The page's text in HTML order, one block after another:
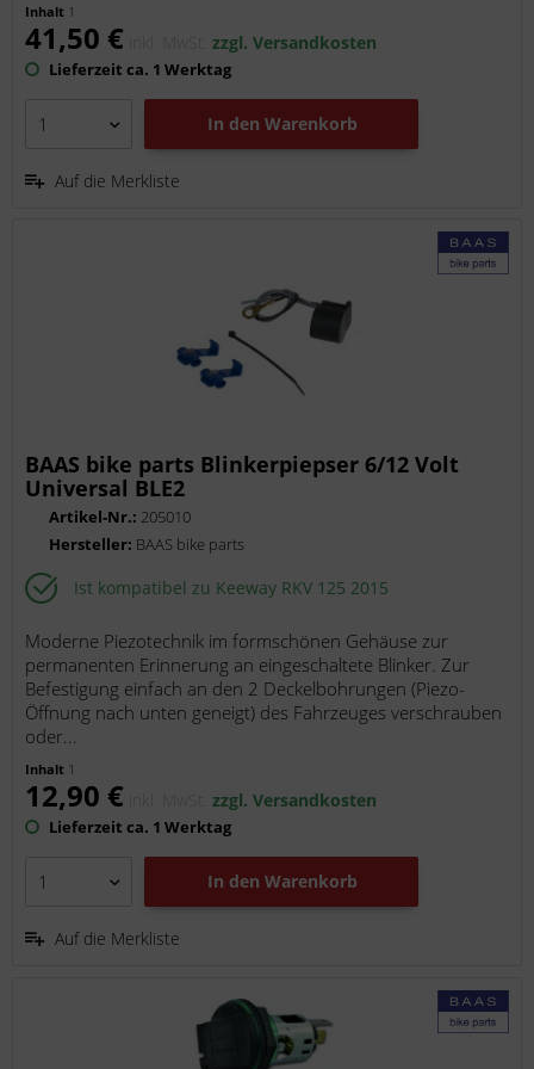
Inhalt 1
41,50 € inkl. MwSt.zzgl. Versandkosten
Lieferzeit ca. 1 Werktag
In den Warenkorb
Auf die Merkliste
BAAS bike parts Blinkerpiepser 6/12 Volt
Universal BLE2
Artikel-Nr.: 205010
Hersteller: BAAS bike parts
Ist kompatibel zu Keeway RKV 125 2015
Moderne Piezotechnik im formschönen Gehäuse zur
permanenten Erinnerung an eingeschaltete Blinker. Zur
Befestigung einfach an den 2 Deckelbohrungen (Piezo-
Öffnung nach unten geneigt) des Fahrzeuges verschrauben
oder...
Inhalt 1
12,90 € inkl. MwSt.zzgl. Versandkosten
Lieferzeit ca. 1 Werktag
In den Warenkorb
Auf die Merkliste